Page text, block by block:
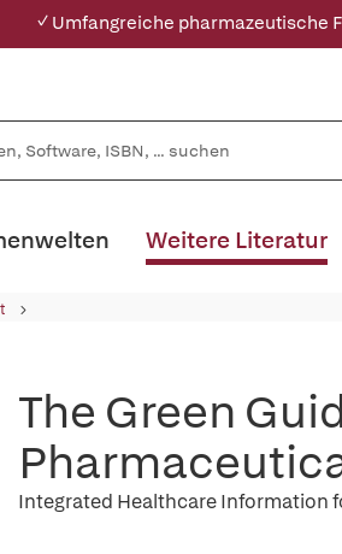
✓ Umfangreiche pharmazeutische
Weitere Literatur
The Green
Integrated Healthcare Information